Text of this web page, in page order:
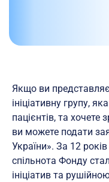
Якщо ви
ініціативну групу,
пацієнтів, та хочете
ви можете подати
України». За 12
спільнота Фонду
ініціатив та